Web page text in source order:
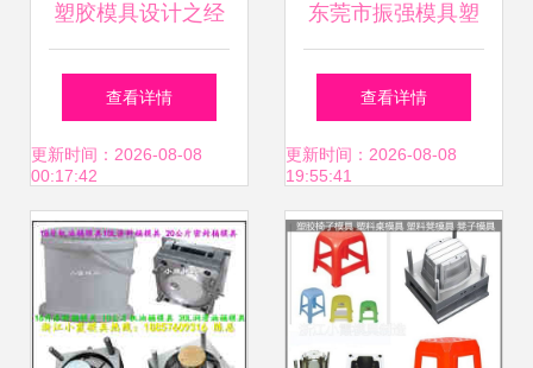
塑胶模具设计之经
典前模脱螺纹与后
模斜顶复合结构探
析
查看详情
更新时间：2026-08-08
00:17:42
东莞市振强模具塑
料制品厂 塑料模具
M005高清图片展
示与产品解析
查看详情
更新时间：2026-08-08
19:55:41